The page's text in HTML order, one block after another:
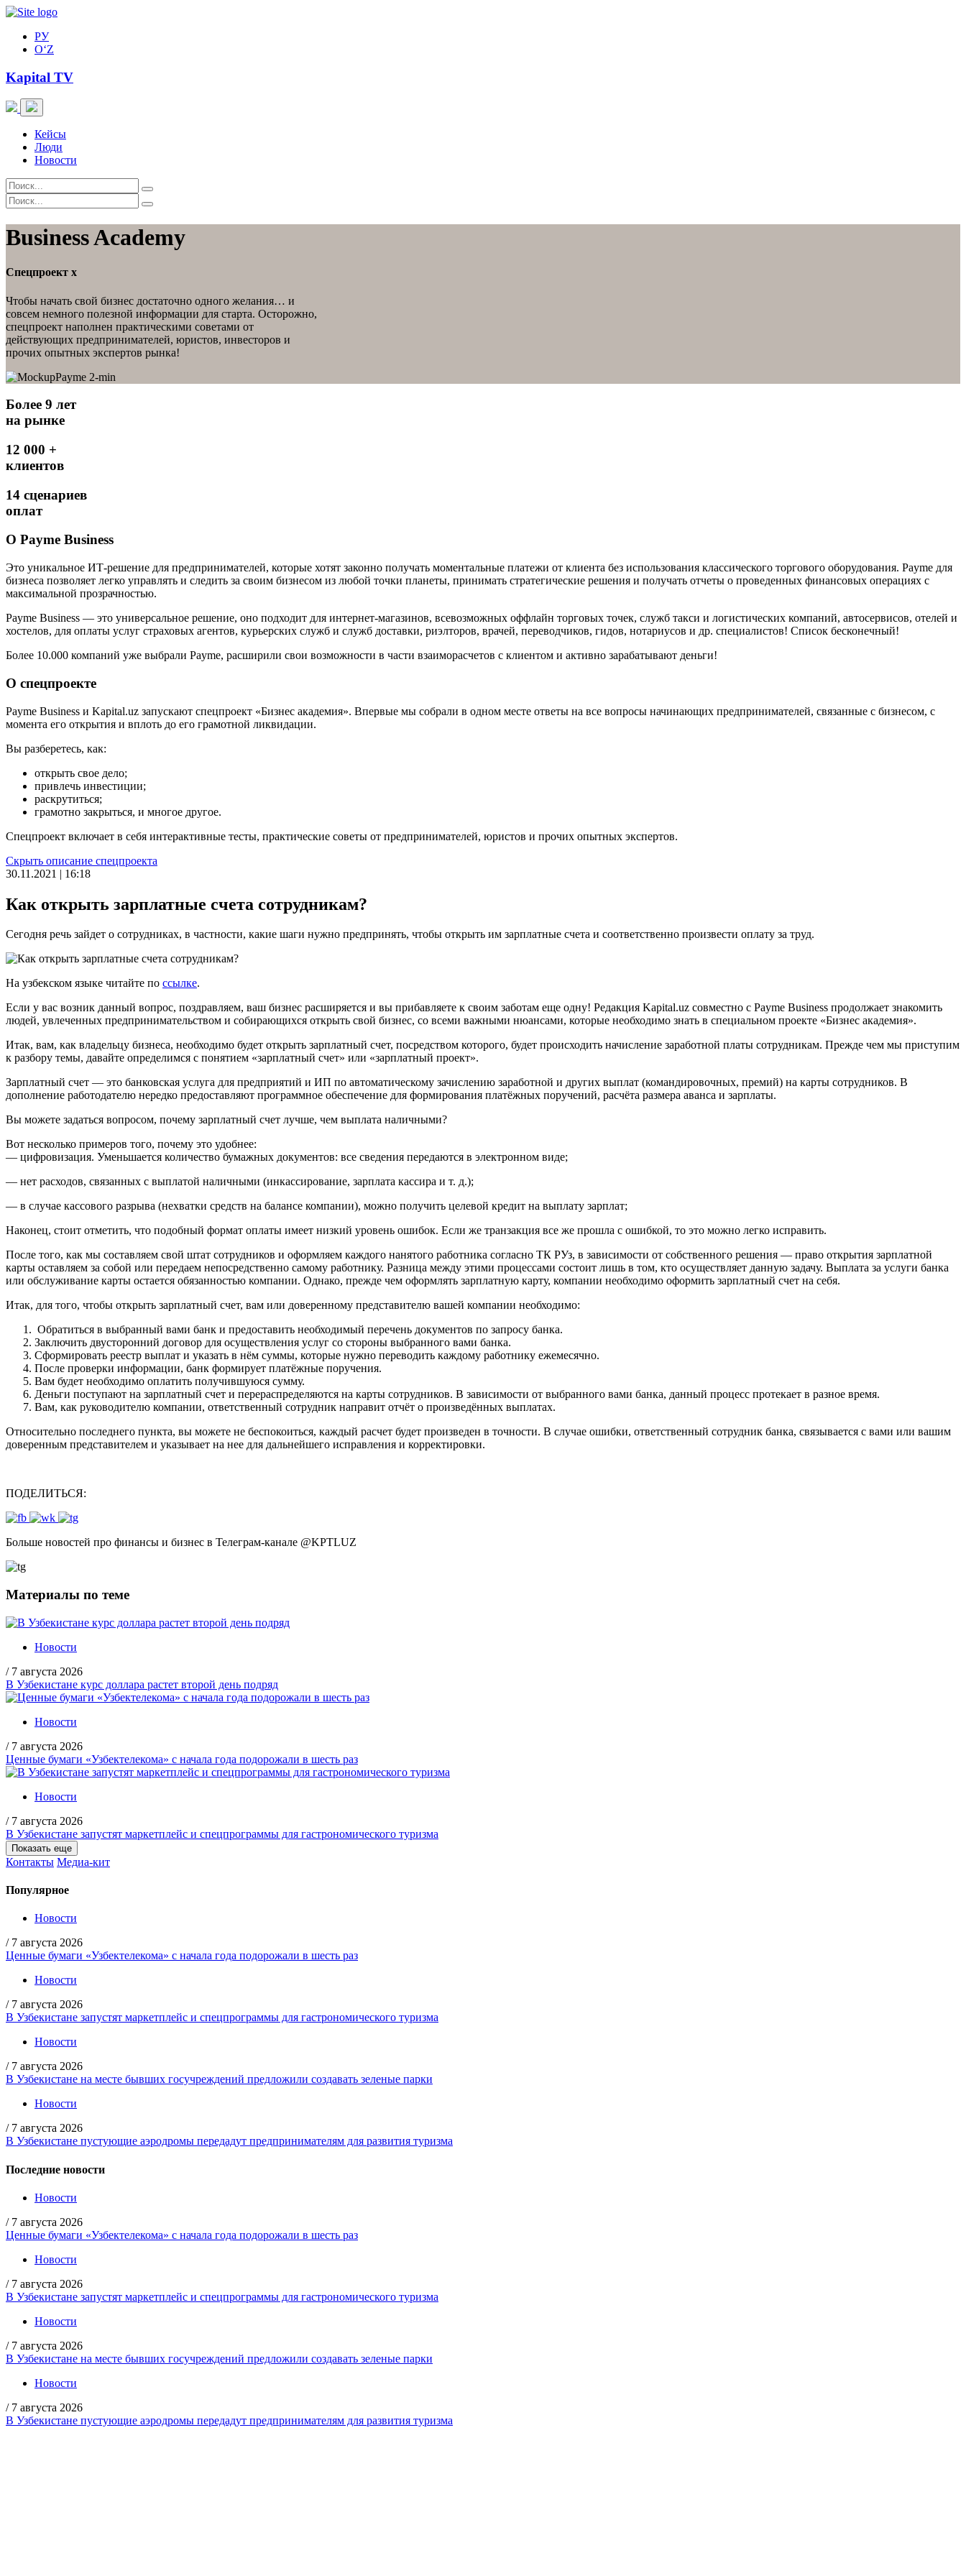
РУ
O‘Z
Kapital TV
Кейсы
Люди
Новости
Business Academy
Спецпроект x
Чтобы начать свой бизнес достаточно одного желания… и
совсем немного полезной информации для старта. Осторожно,
спецпроект наполнен практическими советами от
действующих предпринимателей, юристов, инвесторов и
прочих опытных экспертов рынка!
Более 9 лет
на рынке
12 000 +
клиентов
14 сценариев
оплат
О Payme Business
Это уникальное ИТ-решение для предпринимателей, которые хотят законно получать моментальные платежи от клиента без использования классического торгового оборудования. Payme для
бизнеса позволяет легко управлять и следить за своим бизнесом из любой точки планеты, принимать стратегические решения и получать отчеты о проведенных финансовых операциях с
максимальной прозрачностью.
Payme Business — это универсальное решение, оно подходит для интернет-магазинов, всевозможных оффлайн торговых точек, служб такси и логистических компаний, автосервисов, отелей и
хостелов, для оплаты услуг страховых агентов, курьерских служб и служб доставки, риэлторов, врачей, переводчиков, гидов, нотариусов и др. специалистов! Список бесконечный!
Более 10.000 компаний уже выбрали Payme, расширили свои возможности в части взаиморасчетов с клиентом и активно зарабатывают деньги!
О спецпроекте
Payme Business и Kapital.uz запускают спецпроект «Бизнес академия». Впервые мы собрали в одном месте ответы на все вопросы начинающих предпринимателей, связанные с бизнесом, с
момента его открытия и вплоть до его грамотной ликвидации.
Вы разберетесь, как:
открыть свое дело;
привлечь инвестиции;
раскрутиться;
грамотно закрыться, и многое другое.
Спецпроект включает в себя интерактивные тесты, практические советы от предпринимателей, юристов и прочих опытных экспертов.
Скрыть описание спецпроекта
30.11.2021 | 16:18
Как открыть зарплатные счета сотрудникам?
Cегодня речь зайдет о сотрудниках, в частности, какие шаги нужно предпринять, чтобы открыть им зарплатные счета и соответственно произвести оплату за труд.
На узбекском языке читайте по ссылке.
Если у вас возник данный вопрос, поздравляем, ваш бизнес расширяется и вы прибавляете к своим заботам еще одну! Редакция Kapital.uz совместно с Payme Business продолжает знакомить
людей, увлеченных предпринимательством и собирающихся открыть свой бизнес, со всеми важными нюансами, которые необходимо знать в специальном проекте «Бизнес академия».
Итак, вам, как владельцу бизнеса, необходимо будет открыть зарплатный счет, посредством которого, будет происходить начисление заработной платы сотрудникам. Прежде чем мы приступим
к разбору темы, давайте определимся с понятием «зарплатный счет» или «зарплатный проект».
Зарплатный счет — это банковская услуга для предприятий и ИП по автоматическому зачислению заработной и других выплат (командировочных, премий) на карты сотрудников. В
дополнение работодателю нередко предоставляют программное обеспечение для формирования платёжных поручений, расчёта размера аванса и зарплаты.
Вы можете задаться вопросом, почему зарплатный счет лучше, чем выплата наличными?
Вот несколько примеров того, почему это удобнее:
— цифровизация. Уменьшается количество бумажных документов: все сведения передаются в электронном виде;
— нет расходов, связанных с выплатой наличными (инкассирование, зарплата кассира и т. д.);
— в случае кассового разрыва (нехватки средств на балансе компании), можно получить целевой кредит на выплату зарплат;
Наконец, стоит отметить, что подобный формат оплаты имеет низкий уровень ошибок. Если же транзакция все же прошла с ошибкой, то это можно легко исправить.
После того, как мы составляем свой штат сотрудников и оформляем каждого нанятого работника согласно ТК РУз, в зависимости от собственного решения — право открытия зарплатной
карты оставляем за собой или передаем непосредственно самому работнику. Разница между этими процессами состоит лишь в том, кто осуществляет данную задачу. Выплата за услуги банка
или обслуживание карты остается обязанностью компании. Однако, прежде чем оформлять зарплатную карту, компании необходимо оформить зарплатный счет на себя.
Итак, для того, чтобы открыть зарплатный счет, вам или доверенному представителю вашей компании необходимо:
Обратиться в выбранный вами банк и предоставить необходимый перечень документов по запросу банка.
Заключить двусторонний договор для осуществления услуг со стороны выбранного вами банка.
Сформировать реестр выплат и указать в нём суммы, которые нужно переводить каждому работнику ежемесячно.
После проверки информации, банк формирует платёжные поручения.
Вам будет необходимо оплатить получившуюся сумму.
Деньги поступают на зарплатный счет и перераспределяются на карты сотрудников. В зависимости от выбранного вами банка, данный процесс протекает в разное время.
Вам, как руководителю компании, ответственный сотрудник направит отчёт о произведённых выплатах.
Относительно последнего пункта, вы можете не беспокоиться, каждый расчет будет произведен в точности. В случае ошибки, ответственный сотрудник банка, связывается с вами или вашим
доверенным представителем и указывает на нее для дальнейшего исправления и корректировки.
ПОДЕЛИТЬСЯ:
Больше новостей про финансы и бизнес в Телеграм-канале @KPTLUZ
Материалы по теме
Новости
/ 7 августа 2026
В Узбекистане курс доллара растет второй день подряд
Новости
/ 7 августа 2026
Ценные бумаги «Узбектелекома» с начала года подорожали в шесть раз
Новости
/ 7 августа 2026
В Узбекистане запустят маркетплейс и спецпрограммы для гастрономического туризма
Показать еще
Контакты Медиа-кит
Популярное
Новости
/ 7 августа 2026
Ценные бумаги «Узбектелекома» с начала года подорожали в шесть раз
Новости
/ 7 августа 2026
В Узбекистане запустят маркетплейс и спецпрограммы для гастрономического туризма
Новости
/ 7 августа 2026
В Узбекистане на месте бывших госучреждений предложили создавать зеленые парки
Новости
/ 7 августа 2026
В Узбекистане пустующие аэродромы передадут предпринимателям для развития туризма
Последние новости
Новости
/ 7 августа 2026
Ценные бумаги «Узбектелекома» с начала года подорожали в шесть раз
Новости
/ 7 августа 2026
В Узбекистане запустят маркетплейс и спецпрограммы для гастрономического туризма
Новости
/ 7 августа 2026
В Узбекистане на месте бывших госучреждений предложили создавать зеленые парки
Новости
/ 7 августа 2026
В Узбекистане пустующие аэродромы передадут предпринимателям для развития туризма